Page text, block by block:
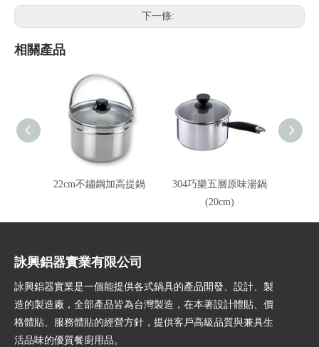
下一條:
相關產品
22cm不鏽鋼加高提鍋
304巧樂五層原味湯鍋
(20cm)
詠興鋁器實業有限公司
詠興鋁器實業是一個能提供各式鍋具的產品開發、設計、製
造的製造廠，全部產品皆為台灣製造，在本著設計體貼、價
格體貼、服務體貼的經營方針，提供客戶高級品質與兼具生
活品味的優質餐廚用品。